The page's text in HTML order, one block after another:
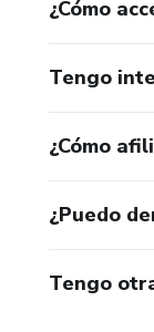
¿Cómo
Tengo
¿Cómo
¿Puedo
Tengo